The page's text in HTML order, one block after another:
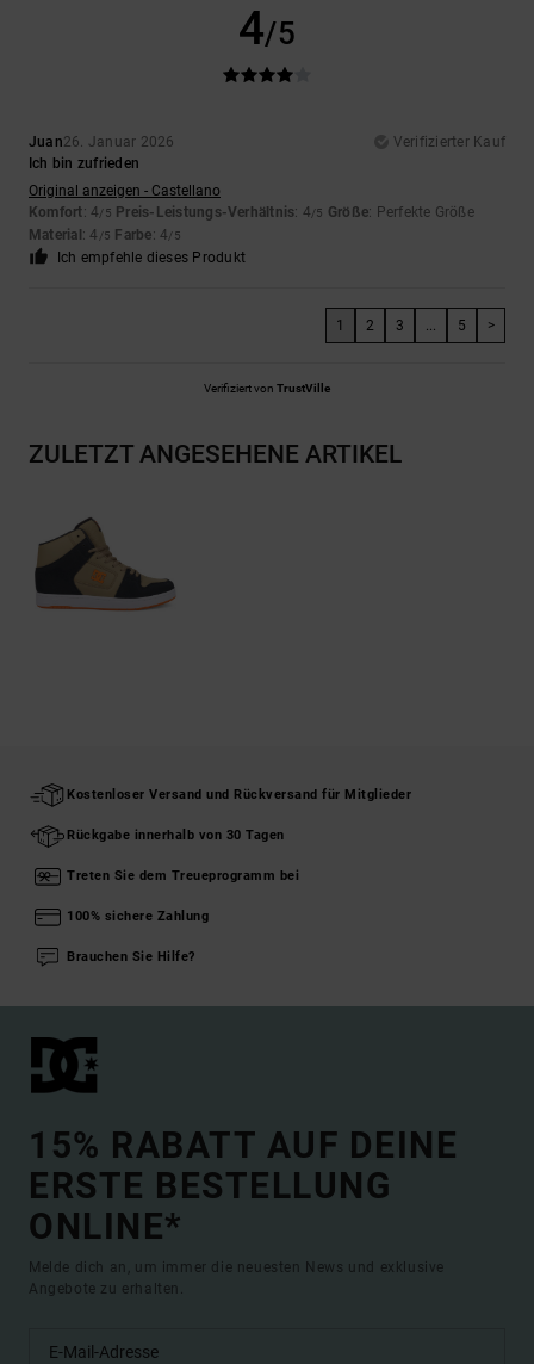
4/5
Juan26. Januar 2026
Verifizierter Kauf
Ich bin zufrieden
Original anzeigen - Castellano
Komfort: 4/5 Preis-Leistungs-Verhältnis: 4/5 Größe: Perfekte Größe
Material : 4 /5 Farbe: 4/5
Ich empfehle dieses Produkt
1 2 3 ... 5 >
Verifiziert von TrustVille
ZULETZT ANGESEHENE ARTIKEL
Kostenloser Versand und Rückversand für Mitglieder
Rückgabe innerhalb von 30 Tagen
Treten Sie dem Treueprogramm bei
100% sichere Zahlung
Brauchen Sie Hilfe?
15% RABATT AUF DEINE
ERSTE BESTELLUNG
ONLINE*
Melde dich an, um immer die neuesten News und exklusive
Angebote zu erhalten.